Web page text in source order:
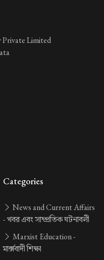
Private Limited
Categories
News and Current Affairs
-খবর এবং সাম্প্রতিক ঘটনাবলী
Marxist Education -
মার্ক্সবাদী শিক্ষা